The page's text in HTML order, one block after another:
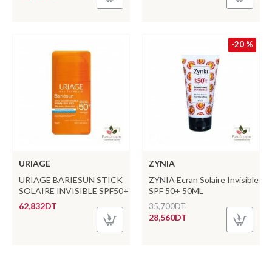
URIAGE
URIAGE BARIESUN STICK
SOLAIRE INVISIBLE SPF50+
62,832DT
-20 %
ZYNIA
ZYNIA Ecran Solaire Invisible
SPF 50+ 50ML
28,560DT
35,700DT